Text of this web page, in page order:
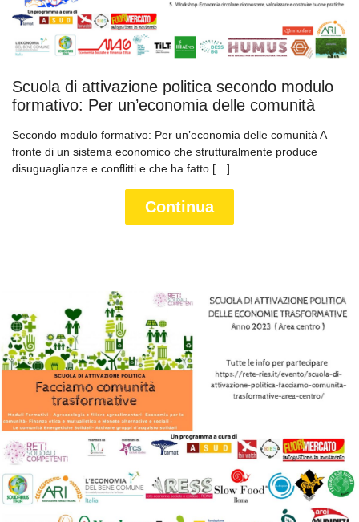
Scuola di attivazione politica secondo modulo
formativo: Per un’economia delle comunità
Secondo modulo formativo: Per un’economia delle comunità A
fronte di un sistema economico che strutturalmente produce
disuguaglianze e conflitti e che ha fatto […]
Continua